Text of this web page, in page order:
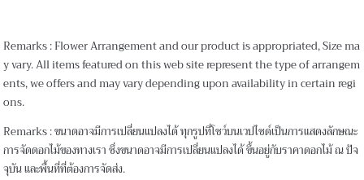
Remarks : Flower Arrangement and our product is appropriated, Size ma
y vary. All items featured on this web site represent the type of arrangem
ents, we offers and may vary depending upon availability in certain regi
ons.
Remarks : ขนาดอาจมีการเปลี่ยนแปลงได้ ทุกรูปที่โชว์บนเวปไซด์เป็นการแสดงลักษณะ
การจัดดอกไม้ของทางเรา ซึ่งขนาดอาจมีการเปลี่ยนแปลงได้ ขึ้นอยู่กับราคาดอกไม้ ณ ปัจ
จุบัน และพื้นที่ที่ต้องการจัดส่ง.